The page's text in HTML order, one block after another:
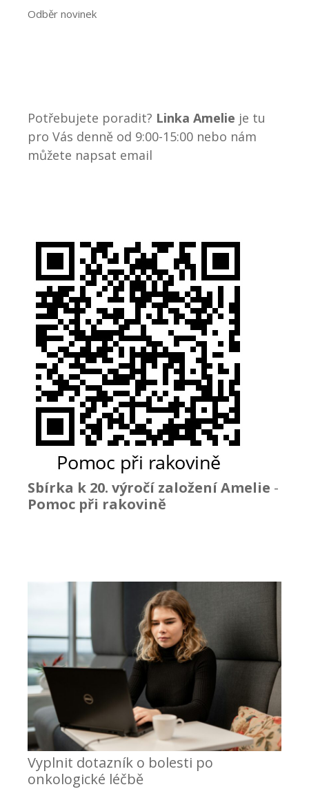
Odběr novinek
Potřebujete poradit? Linka Amelie je tu
pro Vás denně od 9:00-15:00 nebo nám
můžete napsat email
Sbírka k 20. výročí založení Amelie -
Pomoc při rakovině
Vyplnit dotazník o bolesti po
onkologické léčbě